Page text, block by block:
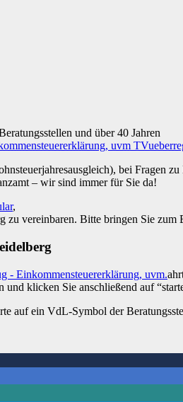
und über 40 Jahren
bei Fragen
– wir sind immer für Sie da!
,
vereinbaren. Bitte bringen Sie zum
klicken Sie anschließend auf
auf ein VdL-Symbol der